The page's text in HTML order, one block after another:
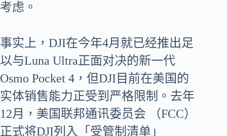
考虑。
事实上，DJI在今年4月就已经推出足
以与Luna Ultra正面对决的新一代
Osmo Pocket 4，但DJI目前在美国的
实体销售能力正受到严格限制。去年
12月，美国联邦通讯委员会 （FCC）
正式将DJI列入「受管制清单」